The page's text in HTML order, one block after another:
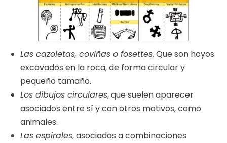
Las cazoletas, coviñas o fosettes. Que son hoyos
excavados en la roca, de forma circular y
pequeño tamaño.
Los dibujos circulares, que suelen aparecer
asociados entre sí y con otros motivos, como
animales.
Las espirales, asociadas a combinaciones